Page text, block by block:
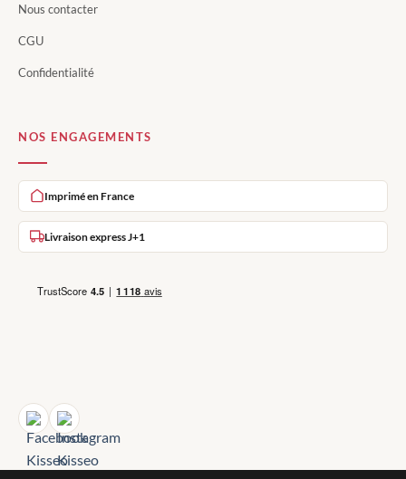
Nous contacter
CGU
Confidentialité
NOS ENGAGEMENTS
Imprimé en France
Livraison express J+1